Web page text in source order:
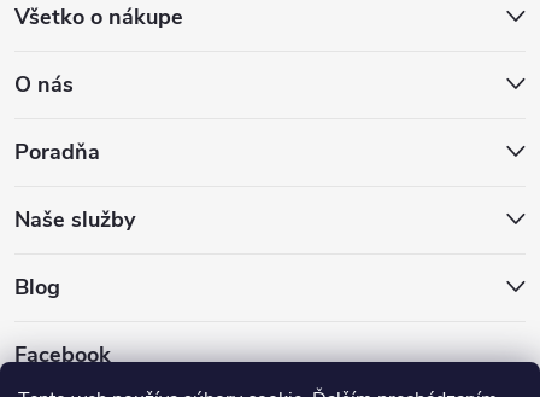
Všetko o nákupe
O nás
Poradňa
Naše služby
Blog
Facebook